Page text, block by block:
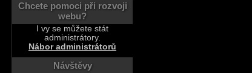
Chcete pomoci při rozvoji
webu?
I vy se můžete stát
administrátory.
Nábor administrátorů
Návštěvy